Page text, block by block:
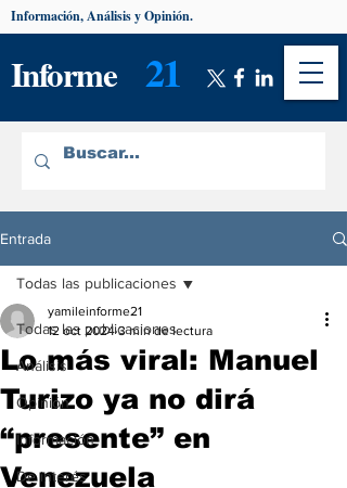
Informe 21
Información, Análisis y Opinión.
Entrada
Todas las publicaciones
Análisis
Opinión
Información
De interés
Todas las publicaciones
Lo más viral: Manuel
Turizo ya no dirá
“presente” en
Venezuela
yamileinforme21
12 oct 2024 3 min de lectura